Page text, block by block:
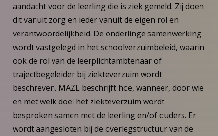
aandacht voor de leerling die is ziek gemeld. Zij doen
dit vanuit zorg en ieder vanuit de eigen rol en
verantwoordelijkheid. De onderlinge samenwerking
wordt vastgelegd in het schoolverzuimbeleid, waarin
ook de rol van de leerplichtambtenaar of
trajectbegeleider bij ziekteverzuim wordt
beschreven. MAZL beschrijft hoe, wanneer, door wie
en met welk doel het ziekteverzuim wordt
besproken samen met de leerling en/of ouders. Er
wordt aangesloten bij de overlegstructuur van de